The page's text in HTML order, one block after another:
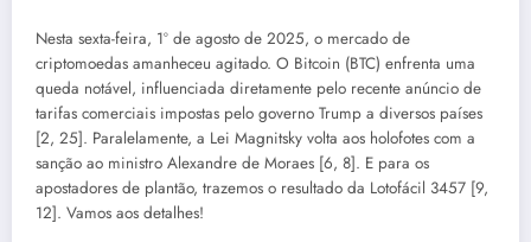
Nesta sexta-feira, 1º de agosto de 2025, o mercado de
criptomoedas amanheceu agitado. O Bitcoin (BTC) enfrenta uma
queda notável, influenciada diretamente pelo recente anúncio de
tarifas comerciais impostas pelo governo Trump a diversos países
[2, 25]. Paralelamente, a Lei Magnitsky volta aos holofotes com a
sanção ao ministro Alexandre de Moraes [6, 8]. E para os
apostadores de plantão, trazemos o resultado da Lotofácil 3457 [9,
12]. Vamos aos detalhes!